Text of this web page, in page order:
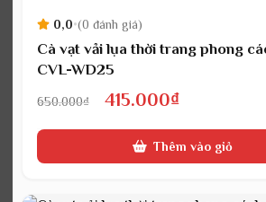
0,0•(0 đánh giá)
Cà vạt vải lụa thời trang phong
CVL-WD25
650.000₫
Giá
gốc
415.000₫Giá
hiện
tại
Thêm vào giỏ